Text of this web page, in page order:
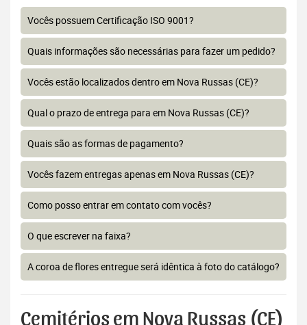
Vocês possuem Certificação ISO 9001?
Quais informações são necessárias para fazer um pedido?
Vocês estão localizados dentro em Nova Russas (CE)?
Qual o prazo de entrega para em Nova Russas (CE)?
Quais são as formas de pagamento?
Vocês fazem entregas apenas em Nova Russas (CE)?
Como posso entrar em contato com vocês?
O que escrever na faixa?
A coroa de flores entregue será idêntica à foto do catálogo?
Cemitérios em Nova Russas (CE)